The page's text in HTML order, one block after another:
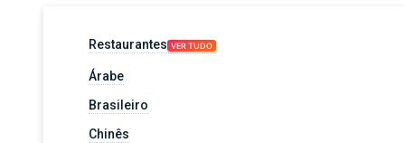
Restaurantes VER TUDO
Árabe
Brasileiro
Chinês